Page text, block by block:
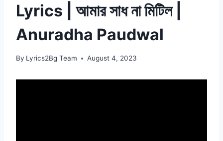
Lyrics | আমার সাধ না মিটিল |
Anuradha Paudwal
By Lyrics2Bg Team August 4, 2023